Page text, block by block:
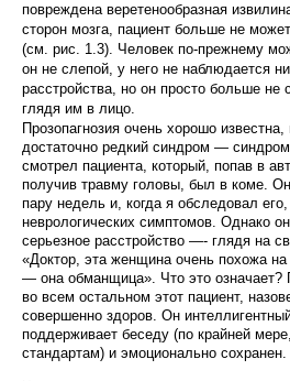
повреждена веретенообразная
сторон мозга, пациент боль­ше не
(см. рис. 1.3). Человек по-прежнему
он не слепой, у него не наблюдается
расстройства, но он просто больше не
глядя им в лицо.
Прозопагнозия очень хорошо известна,
достаточно редкий синдром —
смотрел пациента, который, попав в
получив травму головы, был в коме.
пару недель и, когда я обследовал
невроло­гических симптомов. Однако
серьезное расстройство —- глядя на
«Доктор, эта женщина очень похожа
— она обманщица». Что это озна­чает?
во всем остальном этот пациент,
совершенно здо­ров. Он
под­держивает беседу (по крайней
стандартам) и эмоционально сохранен.